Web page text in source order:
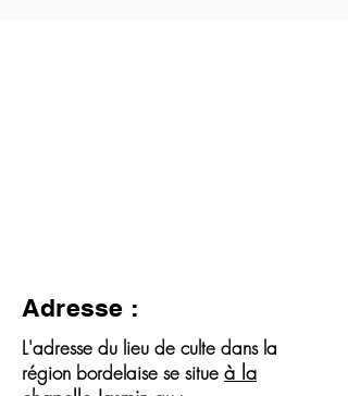
Adresse :
L'adresse du lieu de culte dans la
région bordelaise se situe à la